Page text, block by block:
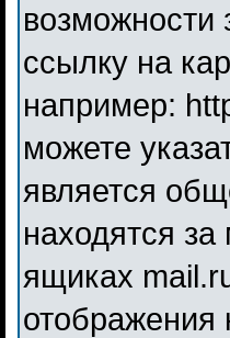
возможности
ссылку на
например:
можете
является
находятся
ящиках
отображения